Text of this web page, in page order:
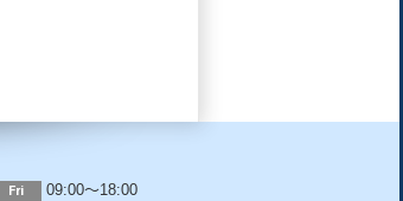
Fri 09:00～18:00